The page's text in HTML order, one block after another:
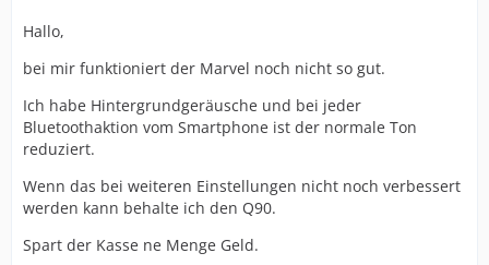
Hallo,
bei mir funktioniert der Marvel noch nicht so gut.
Ich habe Hintergrundgeräusche und bei jeder
Bluetoothaktion vom Smartphone ist der normale Ton
reduziert.
Wenn das bei weiteren Einstellungen nicht noch verbessert
werden kann behalte ich den Q90.
Spart der Kasse ne Menge Geld.